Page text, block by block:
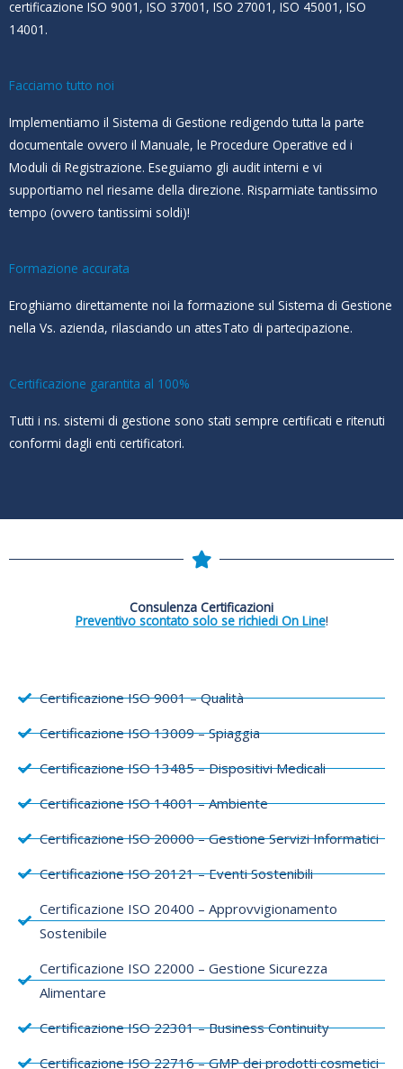
certificazione ISO 9001, ISO 37001, ISO 27001, ISO 45001, ISO
14001.
Facciamo tutto noi
Implementiamo il Sistema di Gestione redigendo tutta la parte
documentale ovvero il Manuale, le Procedure Operative ed i
Moduli di Registrazione. Eseguiamo gli audit interni e vi
supportiamo nel riesame della direzione. Risparmiate tantissimo
tempo (ovvero tantissimi soldi)!
Formazione accurata
Eroghiamo direttamente noi la formazione sul Sistema di Gestione
nella Vs. azienda, rilasciando un attesTato di partecipazione.
Certificazione garantita al 100%
Tutti i ns. sistemi di gestione sono stati sempre certificati e ritenuti
conformi dagli enti certificatori.
Consulenza Certificazioni
Preventivo scontato solo se richiedi On Line!
Certificazione ISO 9001 – Qualità
Certificazione ISO 13009 – Spiaggia
Certificazione ISO 13485 – Dispositivi Medicali
Certificazione ISO 14001 – Ambiente
Certificazione ISO 20000 – Gestione Servizi Informatici
Certificazione ISO 20121 – Eventi Sostenibili
Certificazione ISO 20400 – Approvvigionamento
Sostenibile
Certificazione ISO 22000 – Gestione Sicurezza
Alimentare
Certificazione ISO 22301 – Business Continuity
Certificazione ISO 22716 – GMP dei prodotti cosmetici